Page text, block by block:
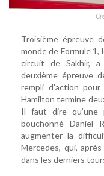
Troisième épreuve
monde de Formule 1,
circuit de Sakhir,
deuxième épreuve
rempli d’action
Hamilton termine
Il faut dire qu’une
bouchonné Daniel
augmenter la
Mercedes, qui,
dans les derniers